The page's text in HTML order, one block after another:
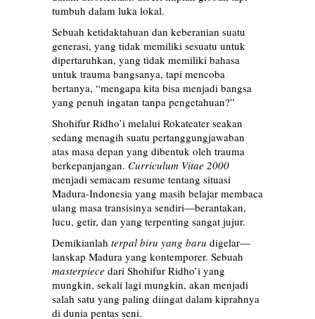
tumbuh dalam luka lokal.
Sebuah ketidaktahuan dan keberanian suatu
generasi, yang tidak memiliki sesuatu untuk
dipertaruhkan, yang tidak memiliki bahasa
untuk trauma bangsanya, tapi mencoba
bertanya, “mengapa kita bisa menjadi bangsa
yang penuh ingatan tanpa pengetahuan?”
Shohifur Ridho’i melalui Rokateater seakan
sedang menagih suatu pertanggungjawaban
atas masa depan yang dibentuk oleh trauma
berkepanjangan. Curriculum Vitae 2000
menjadi semacam resume tentang situasi
Madura-Indonesia yang masih belajar membaca
ulang masa transisinya sendiri—berantakan,
lucu, getir, dan yang terpenting sangat jujur.
Demikianlah terpal biru yang baru digelar—
lanskap Madura yang kontemporer. Sebuah
masterpiece dari Shohifur Ridho’i yang
mungkin, sekali lagi mungkin, akan menjadi
salah satu yang paling diingat dalam kiprahnya
di dunia pentas seni.